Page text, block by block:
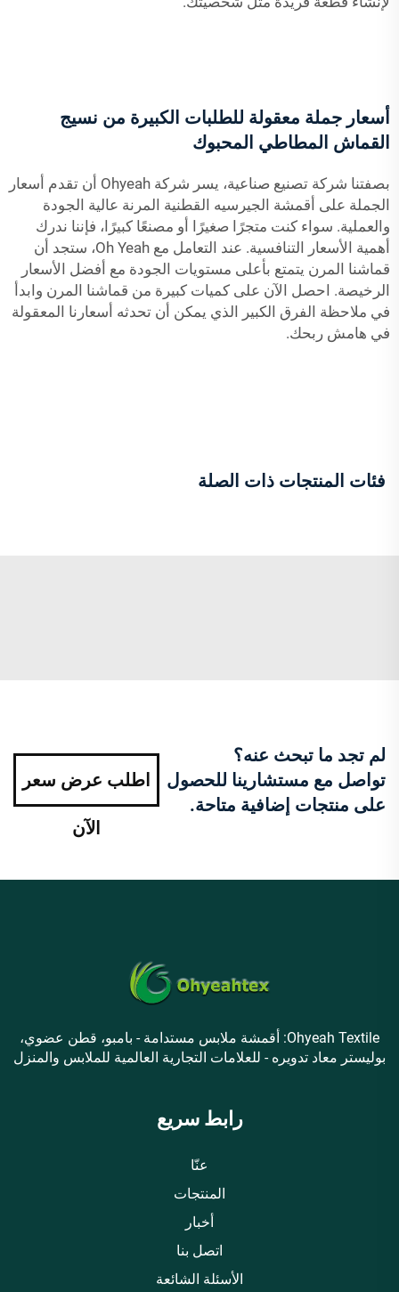
أسعار جملة معقولة للطلبات الكبيرة من نسيج
القماش المطاطي المحبوك
بصفتنا شركة تصنيع صناعية، يسر شركة Ohyeah أن تقدم أسعار
الجملة على أقمشة الجيرسيه القطنية المرنة عالية الجودة
والعملية. سواء كنت متجرًا صغيرًا أو مصنعًا كبيرًا، فإننا ندرك
أهمية الأسعار التنافسية. عند التعامل مع Oh Yeah، ستجد أن
قماشنا المرن يتمتع بأعلى مستويات الجودة مع أفضل الأسعار
الرخيصة. احصل الآن على كميات كبيرة من قماشنا المرن وابدأ
في ملاحظة الفرق الكبير الذي يمكن أن تحدثه أسعارنا المعقولة
في هامش ربحك.
فئات المنتجات ذات الصلة
لم تجد ما تبحث عنه؟
تواصل مع مستشارينا للحصول
على منتجات إضافية متاحة.
اطلب عرض سعر
الآن
Ohyeah Textile: أقمشة ملابس مستدامة - بامبو، قطن عضوي،
بوليستر معاد تدويره - للعلامات التجارية العالمية للملابس والمنزل
رابط سريع
عنّا
المنتجات
أخبار
اتصل بنا
الأسئلة الشائعة